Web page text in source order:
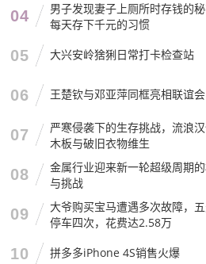
04
男子发现妻子上厕所时存钱的秘
每天存下千元的习惯
05 大兴安岭猞猁日常打卡检查站
06 王楚钦与邓亚萍同框亮相联谊会
07
严寒侵袭下的生存挑战，流浪
木板与破旧衣物维生
08
金属行业迎来新一轮超级周期
与挑战
09
大爷购买宝马遭遇多次故障，
停车四次，花费达2.58万
10 拼多多iPhone 4S销售火爆